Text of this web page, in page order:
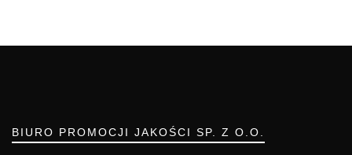
BIURO PROMOCJI JAKOŚCI SP. Z O.O.